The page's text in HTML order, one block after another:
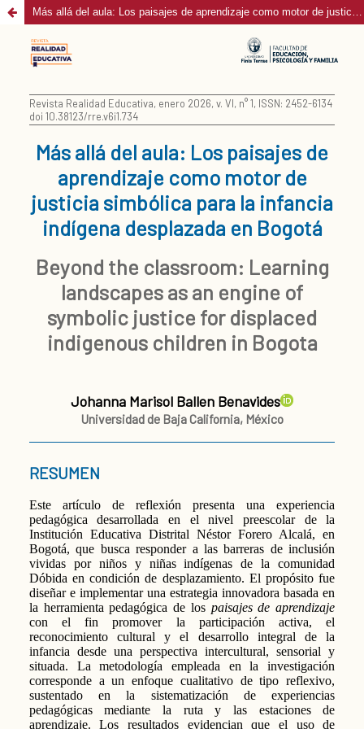
Más allá del aula: Los paisajes de aprendizaje como motor de justicia simbólica para la infancia indígena desplazada en Bogotá